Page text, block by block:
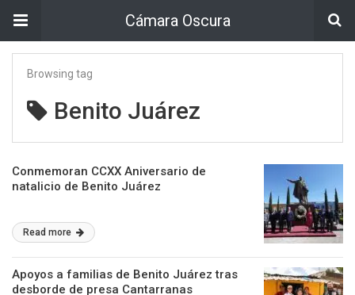
Cámara Oscura
Browsing tag
Benito Juárez
Conmemoran CCXX Aniversario de
natalicio de Benito Juárez
Read more
Apoyos a familias de Benito Juárez tras
desborde de presa Cantarranas